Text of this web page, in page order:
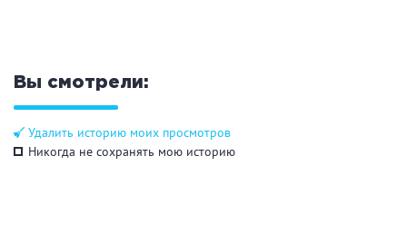
Бильярд
Вы смотрели:
Удалить историю моих просмотров
Никогда не сохранять мою историю